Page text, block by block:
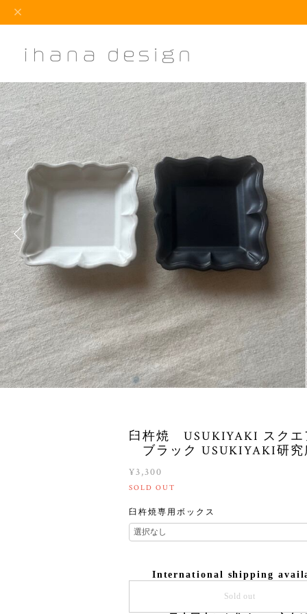
臼杵焼 USUKIYAKI スクエ
ブラック USUKIYAKI研究
¥3,300
SOLD OUT
臼杵焼専用ボックス
International shipping
Sold out